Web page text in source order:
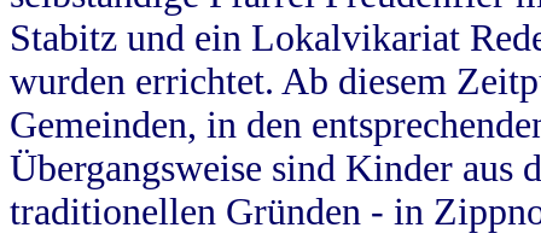
Stabitz und ein Lokalvikariat
wurden errichtet. Ab diesem
Gemeinden, in den
Übergangsweise sind Kinder aus
traditionellen Gründen - in